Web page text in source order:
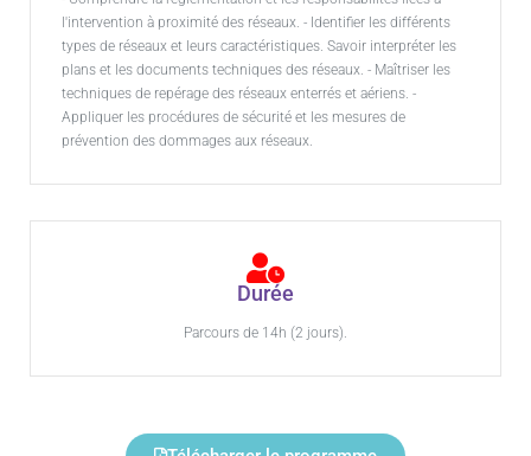
l'intervention à proximité des réseaux. - Identifier les différents
types de réseaux et leurs caractéristiques. Savoir interpréter les
plans et les documents techniques des réseaux. - Maîtriser les
techniques de repérage des réseaux enterrés et aériens. -
Appliquer les procédures de sécurité et les mesures de
prévention des dommages aux réseaux.
Durée
Parcours de 14h (2 jours).